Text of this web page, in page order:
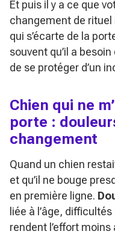
Et puis il y a ce que
changement de rituel
qui s’écarte de la
souvent qu’il a
de se protéger d’un
Chien qui ne
porte :
changement
Quand un chien
et qu’il ne bouge
en première ligne.
liée à l’âge,
rendent l’effort